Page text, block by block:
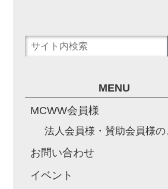
MENU
MCWW会員様
法人会員様・賛助会員様の
お問い合わせ
イベント